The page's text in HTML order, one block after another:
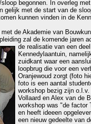
begonnen. In overleg
gelijk met de start van de
kunnen vinden in de
de Akademie van
zal de komende jaren
de realisatie van een
Kennedylaantuin,
zuidkant waar een
loopbrug die voor een
Oranjewoud zorgt (foto
foto is een aantal
workshop bezig zijn
Vollaard en Alex van de
workshop was "de factor
en heeft ideeen
een nieuw gedeelte van